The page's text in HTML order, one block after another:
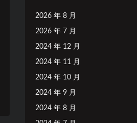
2026 年 8 月
2026 年 7 月
2024 年 12 月
2024 年 11 月
2024 年 10 月
2024 年 9 月
2024 年 8 月